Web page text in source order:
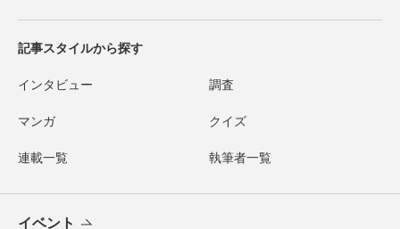
記事スタイルから探す
インタビュー 調査
マンガ クイズ
連載一覧 執筆者一覧
イベント